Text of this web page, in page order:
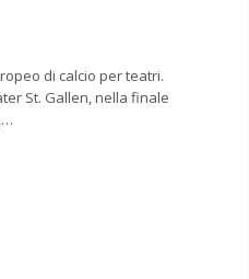
di calcio per teatri.
St. Gallen, nella finale